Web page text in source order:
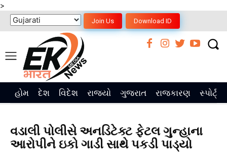
>
Join Us Download ID
હોમ દેશ વિદેશ રાજ્યો ગુજરાત રાજકારણ સ્પોર્ટ્સ
વડાલી પોલીસે અનડિટેક્ટ ફેટલ ગુન્હાના
આરોપીને ઇકો ગાડી સાથે પકડી પાડ્યો